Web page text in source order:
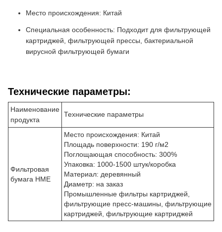
Место происхождения: Китай
Специальная особенность: Подходит для фильтрующей
картриджей, фильтрующей прессы, бактериальной
вирусной фильтрующей бумаги
Технические параметры:
Наименование
продукта
Технические параметры
Фильтровая
бумага HME
Место происхождения: Китай
Площадь поверхности: 190 г/м2
Поглощающая способность: 300%
Упаковка: 1000-1500 штук/коробка
Материал: деревянный
Диаметр: на заказ
Промышленные фильтры картриджей,
фильтрующие пресс-машины, фильтрующие
картриджей, фильтрующие картриджей